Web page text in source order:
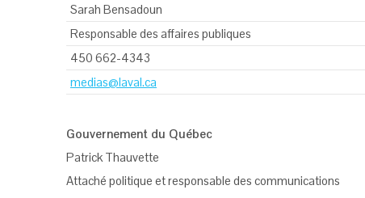
Sarah Bensadoun
Responsable des affaires publiques
450 662-4343
medias@laval.ca
Gouvernement du Québec
Patrick Thauvette
Attaché politique et responsable des communications